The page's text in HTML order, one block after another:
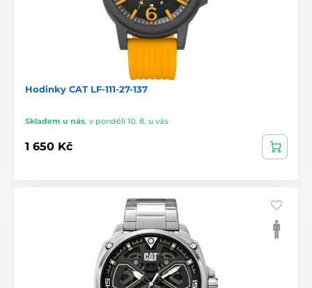
Hodinky CAT LF-111-27-137
Skladem u nás, v pondělí 10. 8. u vás
1 650 Kč